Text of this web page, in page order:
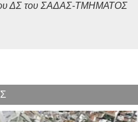
ΔΣ του ΣΑΔΑΣ-ΤΜΗΜΑΤΟΣ